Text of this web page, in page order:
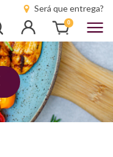
Será que entrega?
Busca
Entrar 0